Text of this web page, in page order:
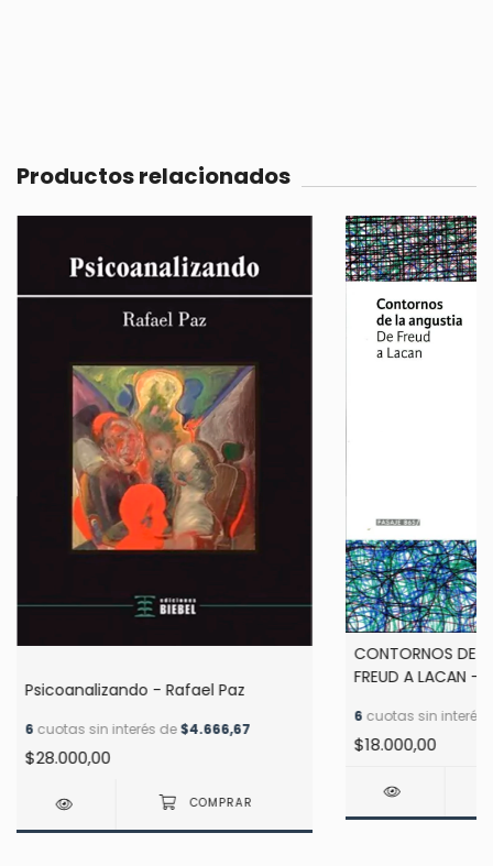
Productos relacionados
Psicoanalizando - Rafael Paz
6 cuotas sin interés de$4.666,67
$28.000,00
CONTORNOS DE
FREUD A LACAN -
6 cuotas sin interés
$18.000,00